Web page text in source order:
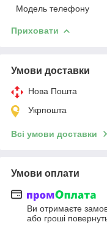
Модель телефону
Приховати
Умови доставки
Нова Пошта
Укрпошта
Всі умови доставки
Умови оплати
Ви отримаєте
або гроші